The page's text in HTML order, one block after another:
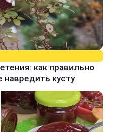
как правильно
навредить кусту